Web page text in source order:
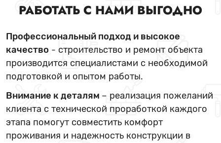
РАБОТАТЬ С НАМИ ВЫГОДНО
Профессиональный подход и высокое
качество - строительство и ремонт объекта
производится специалистами с необходимой
подготовкой и опытом работы.
Внимание к деталям – реализация пожеланий
клиента с технической проработкой каждого
этапа помогут совместить комфорт
проживания и надежность конструкции в